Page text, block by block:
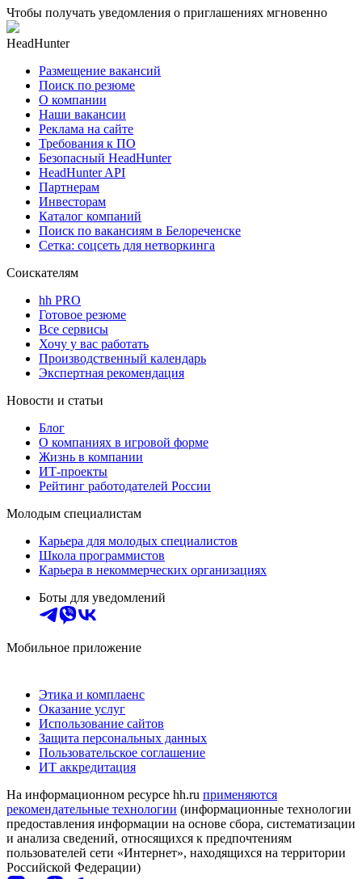
Чтобы получать уведомления о приглашениях мгновенно
HeadHunter
Размещение вакансий
Поиск по резюме
О компании
Наши вакансии
Реклама на сайте
Требования к ПО
Безопасный HeadHunter
HeadHunter API
Партнерам
Инвесторам
Каталог компаний
Поиск по вакансиям в Белореченске
Сетка: соцсеть для нетворкинга
Соискателям
hh PRO
Готовое резюме
Все сервисы
Хочу у вас работать
Производственный календарь
Экспертная рекомендация
Новости и статьи
Блог
О компаниях в игровой форме
Жизнь в компании
ИТ-проекты
Рейтинг работодателей России
Молодым специалистам
Карьера для молодых специалистов
Школа программистов
Карьера в некоммерческих организациях
Боты для уведомлений
Мобильное приложение
Этика и комплаенс
Оказание услуг
Использование сайтов
Защита персональных данных
Пользовательское соглашение
ИТ аккредитация
На информационном ресурсе hh.ru применяются
рекомендательные технологии (информационные технологии
предоставления информации на основе сбора, систематизации
и анализа сведений, относящихся к предпочтениям
пользователей сети «Интернет», находящихся на территории
Российской Федерации)